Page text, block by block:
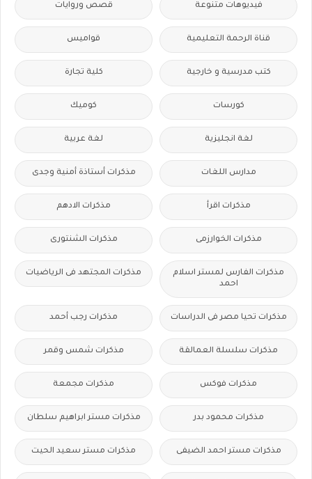
فيديوهات متنوعة قصص وروايات
قناة الرحمة التعليمية قواميس
كتب مدرسية و خارجية كلية تجارة
كورسات كوميك
لغة انجليزية لغة عربية
مدارس اللغات مذكرات أستاذة أمنية وجدى
مذكرات اقرأ مذكرات الادهم
مذكرات الخوارزمى مذكرات الشنتورى
مذكرات الفارس لمستر اسلام
احمد
مذكرات المجتهد فى الرياضيات
مذكرات تحيا مصر فى الدراسات مذكرات رجب أحمد
مذكرات سلسلة العمالقة مذكرات شمس وقمر
مذكرات فوكس مذكرات مجمعة
مذكرات محمود بدر مذكرات مستر ابراهيم سلطان
مذكرات مستر احمد الضيفى مذكرات مستر سعيد الحيت